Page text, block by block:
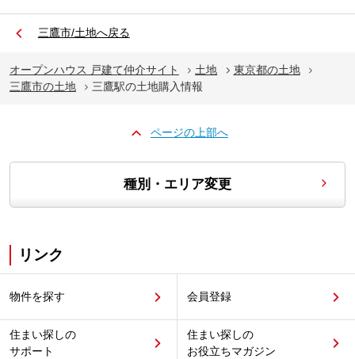
三鷹市/土地へ戻る
オープンハウス 戸建て仲介サイト 土地
東京都の土地
三鷹市の土地
三鷹駅の土地購入情報
ページの上部へ
種別・エリア変更
リンク
物件を探す 会員登録
住まい探しの
サポート
住まい探しの
お役立ちマガジン